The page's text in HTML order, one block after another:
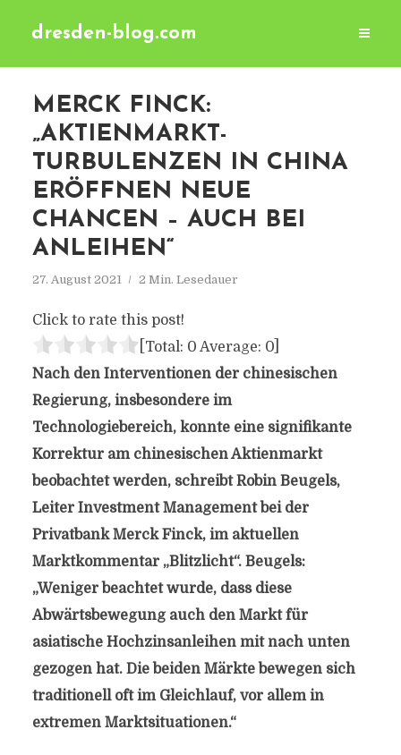
dresden-blog.com
MERCK FINCK:
„AKTIENMARKT-
TURBULENZEN IN CHINA
ERÖFFNEN NEUE
CHANCEN – AUCH BEI
ANLEIHEN“
27. August 2021 2 Min. Lesedauer
Click to rate this post!
[Total: 0 Average: 0]
Nach den Interventionen der chinesischen
Regierung, insbesondere im
Technologiebereich, konnte eine signifikante
Korrektur am chinesischen Aktienmarkt
beobachtet werden, schreibt Robin Beugels,
Leiter Investment Management bei der
Privatbank Merck Finck, im aktuellen
Marktkommentar „Blitzlicht“. Beugels:
„Weniger beachtet wurde, dass diese
Abwärtsbewegung auch den Markt für
asiatische Hochzinsanleihen mit nach unten
gezogen hat. Die beiden Märkte bewegen sich
traditionell oft im Gleichlauf, vor allem in
extremen Marktsituationen.“